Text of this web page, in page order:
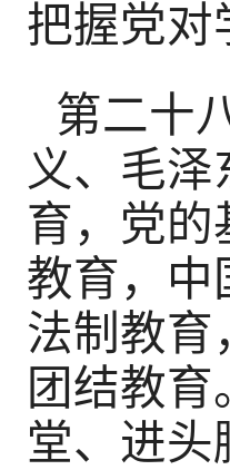
把握党对
第二十
义、毛
育，党的
教育，中
法制教育
团结教
堂、进头